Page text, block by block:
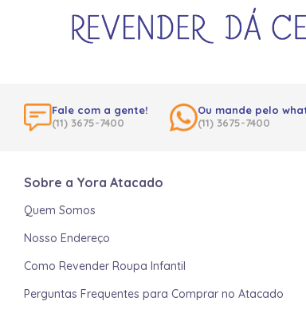
Fale com a gente!
(11) 3675-7400
Ou mande pelo
(11) 3675-7400
Sobre a Yora Atacado
Quem Somos
Nosso Endereço
Como Revender Roupa Infantil
Perguntas Frequentes para Comprar no Atacado